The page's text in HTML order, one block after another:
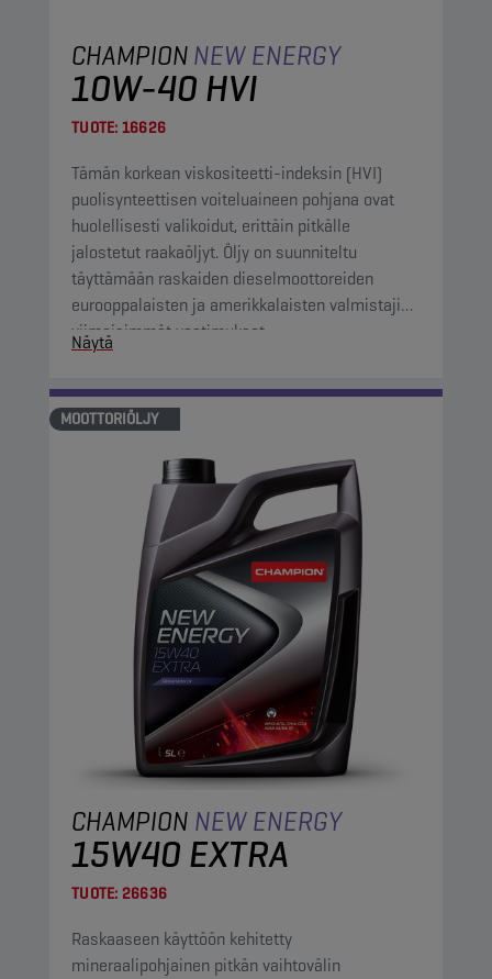
CHAMPIONNEW ENERGY
10W-40 HVI
TUOTE: 16626
Tämän korkean viskositeetti-indeksin (HVI)
puolisynteettisen voiteluaineen pohjana ovat
huolellisesti valikoidut, erittäin pitkälle
jalostetut raakaöljyt. Öljy on suunniteltu
täyttämään raskaiden dieselmoottoreiden
eurooppalaisten ja amerikkalaisten valmistajien
viimeisimmät vaatimukset.
Näytä
MOOTTORIÖLJY
CHAMPION NEW ENERGY
15W40 EXTRA
TUOTE: 26636
Raskaaseen käyttöön kehitetty
mineraalipohjainen pitkän vaihtovälin